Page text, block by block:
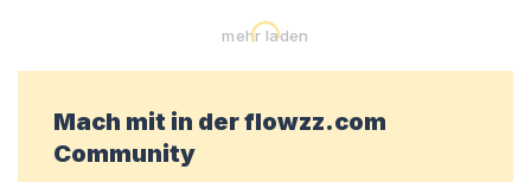
mehr laden
Mach mit in der flowzz.com
Community